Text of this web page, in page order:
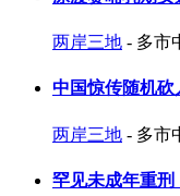
两岸三地 - 多市
中国惊传随机
两岸三地 - 多市
罕见未成年重刑